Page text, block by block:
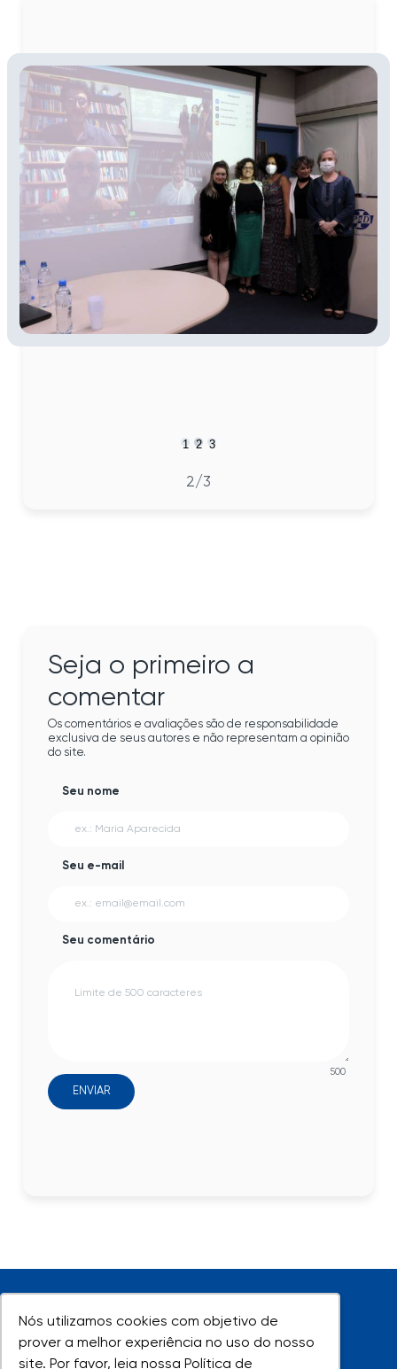
Nós utilizamos cookies com objetivo de
prover a melhor experiência no uso do nosso
site. Por favor, leia nossa Política de
Nós utilizamos cookies com objetivo de
prover a melhor experiência no uso do nosso
site. Por favor, leia nossa Política de
1 2 3
2/3
Seja o primeiro a
comentar
Os comentários e avaliações são de responsabilidade
exclusiva de seus autores e não representam a opinião
do site.
Seu nome
Seu e-mail
Seu comentário
500
ENVIAR